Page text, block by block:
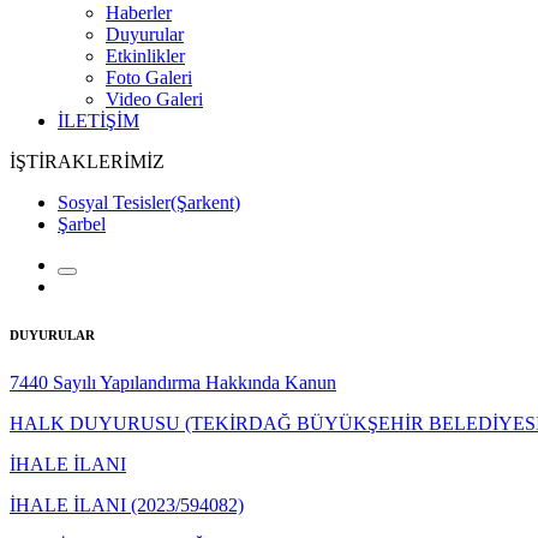
Haberler
Duyurular
Etkinlikler
Foto Galeri
Video Galeri
İLETİŞİM
İŞTİRAKLERİMİZ
Sosyal Tesisler(Şarkent)
Şarbel
DUYURULAR
7440 Sayılı Yapılandırma Hakkında Kanun
HALK DUYURUSU (TEKİRDAĞ BÜYÜKŞEHİR
İHALE İLANI
İHALE İLANI (2023/594082)